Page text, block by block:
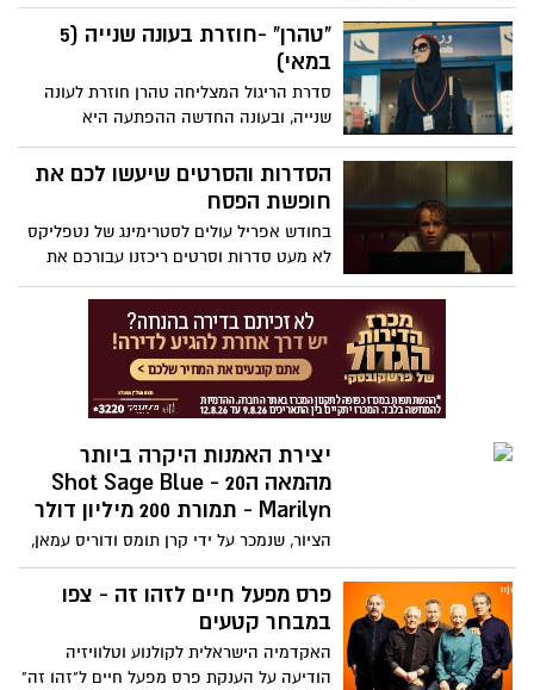
מצליחה להשכיח מאיתנו את טרדות היום,
לסחוף אותנו לתעלומה במרכזה ועל הדרך,
לייצר תחושה אמיתית של חו"ל, על אף
שצולמה בבאר שבע רבתי.
להוקעה שלו מהקהילה, וקשר קרוב שהוא
רוקם עם פייגי בת ה-17 (מיה עברין) טורף את
כל הקלפים. השחקנים בסדרה הם נועה קולר,
עידו ברטל, נאיה בינשטוק ונעמי לבוב, זהו
הפרויקט הטלוויזיוני הראשון של רמה
בורשטיין, הבמאית המוערכת מאחורי הסרט
"למלא את החלל" . הסדרה מועמדת לפרס
הסדרה הטובה ביותר בתחרות הבינלאומית.
"טהרן" -חוזרת בעונה שנייה (5
במאי)
סדרת הריגול המצליחה טהרן חוזרת לעונה
שנייה, ובעונה החדשה ההפתעה היא
שהשחקנית גלן קלוז מצטרפת כסוכנת מוסד
בשם מרג'אן, בדמות בריטית שהתחתנה עם
רביניאן, האקרית הצעירה מיחידת 8200
שנשלחה מטעם המוסד בשהות בדויה
למשימה בטהרן, ולצידן השחקנים שון טאוב,
שרבין אלנבי ואחרים.
הסדרות והסרטים שיעשו לכם את
חופשת הפסח
בחודש אפריל עולים לסטרימינג של נטפליקס
לא מעט סדרות וסרטים ריכזנו עבורכם את
הרשימה שתוכלו להתפנק עליה במיוחד
בחופשת החג . תהנו
יצירת האמנות היקרה ביותר
מהמאה ה20 - Shot Sage Blue
Marilyn - תמורת 200 מיליון דולר
הציור, שנמכר על ידי קרן תומס ודוריס עמאן,
עשוי להפוך ליצירת האמנות היקרה ביותר
מהמאה ה-20 שנמכרה אי פעם במכירה
פומבית כאשר הוא יוצע למכירה בניו יורק
פרס מפעל חיים לזהו זה - צפו
במבחר קטעים
האקדמיה הישראלית לקולנוע וטלוויזיה
הודיעה על הענקת פרס מפעל חיים ל"זהו זה"